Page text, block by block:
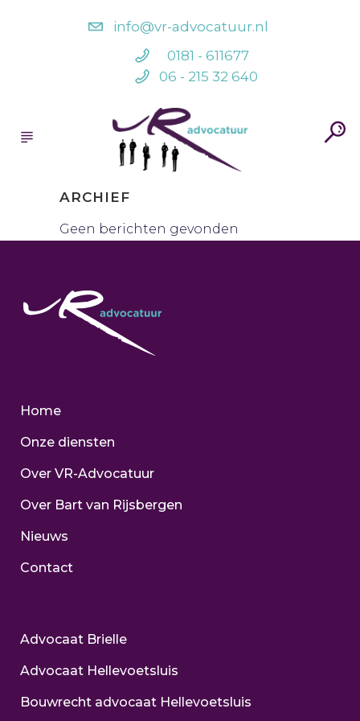
info@vr-advocatuur.nl
0181 - 611677
06 - 215 32 640
ARCHIEF
Geen berichten gevonden
Home
Onze diensten
Over VR-Advocatuur
Over Bart van Rijsbergen
Nieuws
Contact
Advocaat Brielle
Advocaat Hellevoetsluis
Bouwrecht advocaat Hellevoetsluis